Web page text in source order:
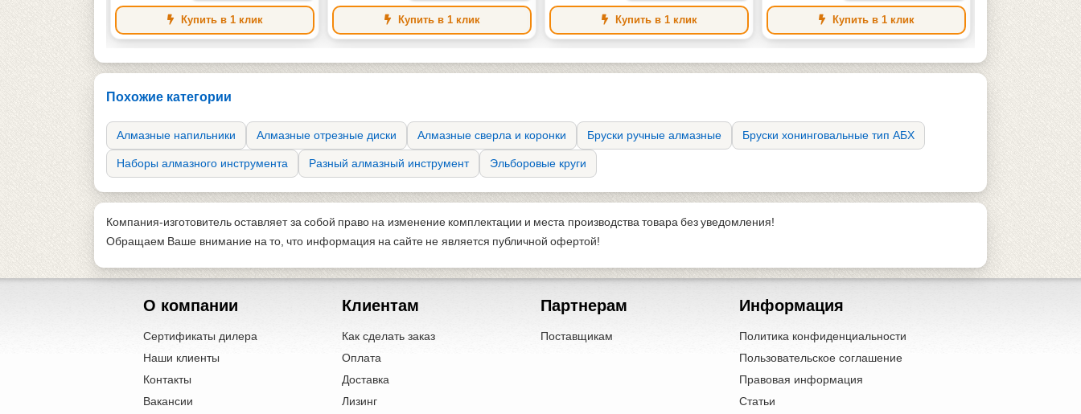
Купить в 1 клик Купить в 1 клик Купить в 1 клик Купить в 1 клик
Похожие категории
Алмазные напильники Алмазные отрезные диски Алмазные сверла и коронки Бруски ручные алмазные Бруски хонинговальные тип АБХ
Наборы алмазного инструмента Разный алмазный инструмент Эльборовые круги
Компания-изготовитель оставляет за собой право на изменение комплектации и места производства товара без уведомления!
Обращаем Ваше внимание на то, что информация на сайте не является публичной офертой!
О компании
Сертификаты дилера
Наши клиенты
Контакты
Вакансии
Клиентам
Как сделать заказ
Оплата
Доставка
Лизинг
Партнерам
Поставщикам
Информация
Политика конфиденциальности
Пользовательское соглашение
Правовая информация
Статьи